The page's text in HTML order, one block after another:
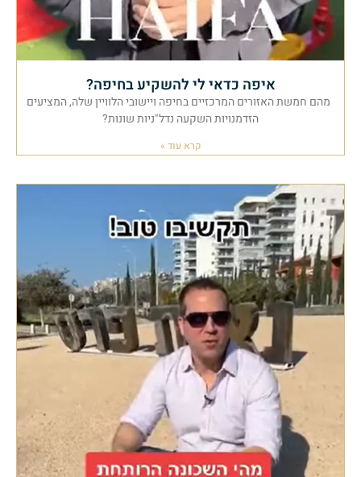
איפה כדאי לי להשקיע בחיפה?
מהם חמשת האזורים המרכזיים בחיפה ויישובי הלוויין שלה, המציעים
הזדמנויות השקעה נדל"ניות שונות?
קרא עוד »